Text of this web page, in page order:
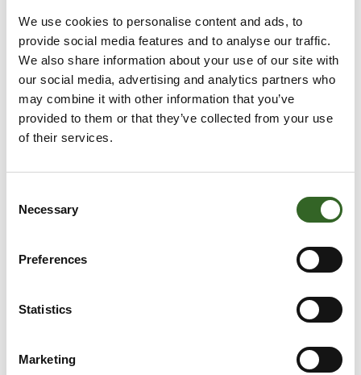
We use cookies to personalise content and ads, to
provide social media features and to analyse our traffic.
We also share information about your use of our site with
our social media, advertising and analytics partners who
may combine it with other information that you’ve
provided to them or that they’ve collected from your use
of their services.
Selection
Necessary
Preferences
Statistics
Marketing
LAJITTELE JÄTEKUORMA ENNAKKOON –
TÄSSÄ LAJITTELUOHJEET
lajittelumahdollisuudet. Kun lajittelet jätteet jo kuormaa
tehdessä, luistaa asiointi lajitteluasemalla sujuvasti.
KYLLÄSTETTY PUU